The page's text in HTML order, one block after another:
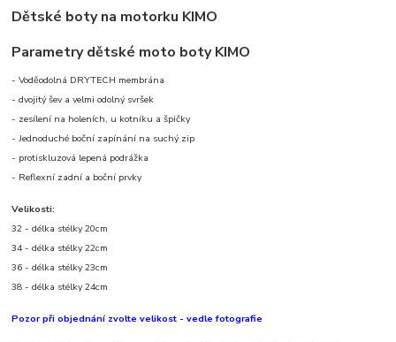
Dětské boty na motorku KIMO
Parametry dětské moto boty KIMO
- Voděodolná DRYTECH membrána
- dvojitý šev a velmi odolný svršek
- zesílení na holeních, u kotníku a špičky
- Jednoduché boční zapínání na suchý zip
- protiskluzová lepená podrážka
- Reflexní zadní a boční prvky
Velikosti:
32 - délka stélky 20cm
34 - délka stélky 22cm
36 - délka stélky 23cm
38 - délka stélky 24cm
Pozor při objednání zvolte velikost - vedle fotografie